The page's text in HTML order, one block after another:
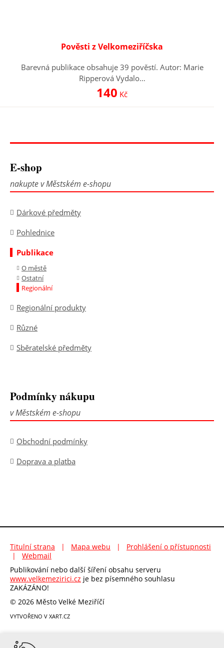
Pověsti z Velkomeziříčska
Barevná publikace obsahuje 39 pověstí. Autor: Marie
Ripperová Vydalo…
140 Kč
E-shop
nakupte v Městském e-shopu
Dárkové předměty
Pohlednice
Publikace
O městě
Ostatní
Regionální
Regionální produkty
Různé
Sběratelské předměty
Podmínky nákupu
v Městském e-shopu
Obchodní podmínky
Doprava a platba
Titulní strana | Mapa webu | Prohlášení o přístupnosti
| Webmail
Publikování nebo další šíření obsahu serveru
www.velkemezirici.cz je bez písemného souhlasu
ZAKÁZÁNO!
© 2026 Město Velké Meziříčí
VYTVOŘENO V XART.CZ